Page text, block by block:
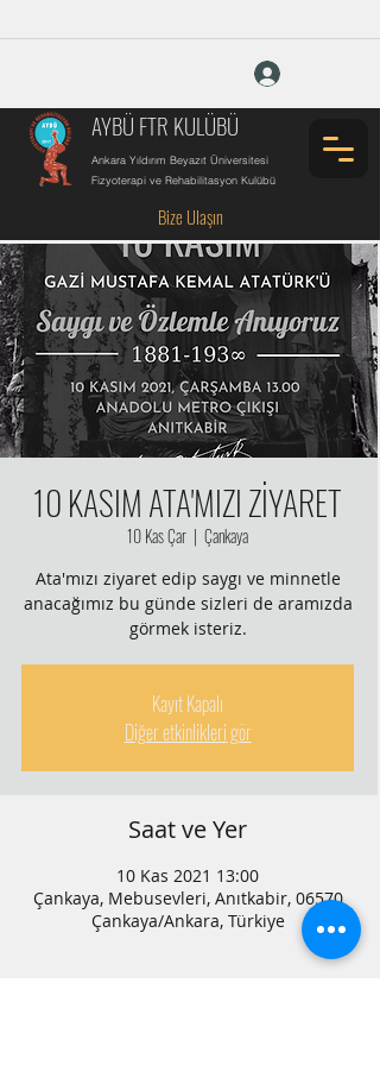
AYBÜ FTR KULÜBÜ
Ankara Yıldırım Beyazıt Üniversitesi
Fizyoterapi ve Rehabilitasyon Kulübü
Bize Ulaşın
10 KASIM ATA'MIZI ZİYARET
10 Kas Çar
  |
Çankaya
Ata'mızı ziyaret edip saygı ve minnetle
anacağımız bu günde sizleri de aramızda
görmek isteriz.
Kayıt Kapalı
Diğer etkinlikleri gör
Saat ve Yer
10 Kas 2021 13:00
Çankaya, Mebusevleri, Anıtkabir, 06570
Çankaya/Ankara, Türkiye